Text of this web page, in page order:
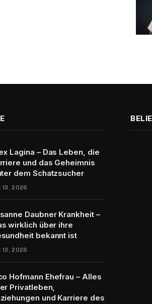
Lagina – Das Leben, die
und das Geheimnis
dem Schatzsucher
13, 2026
Daubner Krankheit –
wirklich über ihre
bekannt ist
13, 2026
Hofmann Ehefrau – Alles
Privatleben,
und Karriere des